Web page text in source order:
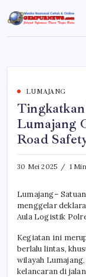
to
content
Gempur
News
Jelajah
Dunia
LUMAJANG
Lumajang
Road
30 Mei 2025 1
Lumajang–
menggelar
Aula Logistik
Kegiatan ini
berlalu lintas,
wilayah
kelancaran di